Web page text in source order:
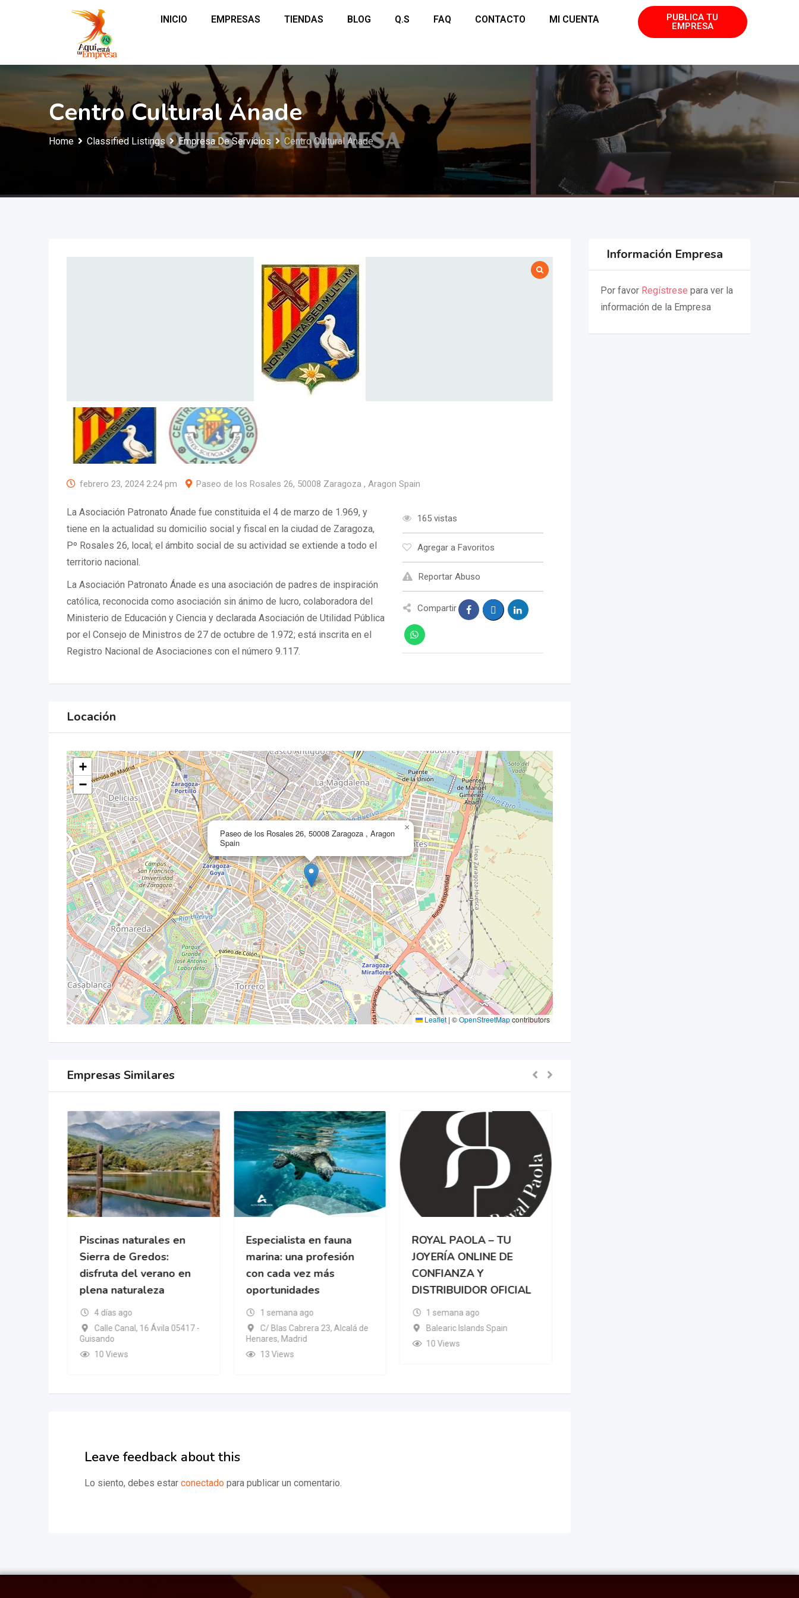
INICIO EMPRESAS TIENDAS BLOG Q.S FAQ CONTACTO MI CUENTA
PUBLICA TU
EMPRESA
Centro Cultural Ánade
Home Classified Listings Empresa De Servicios Centro Cultural Ánade
febrero 23, 2024 2:24 pm Paseo de los Rosales 26, 50008 Zaragoza , Aragon Spain
La Asociación Patronato Ánade fue constituida el 4 de marzo de 1.969, y
tiene en la actualidad su domicilio social y fiscal en la ciudad de Zaragoza,
Pº Rosales 26, local; el ámbito social de su actividad se extiende a todo el
territorio nacional.
La Asociación Patronato Ánade es una asociación de padres de inspiración
católica, reconocida como asociación sin ánimo de lucro, colaboradora del
Ministerio de Educación y Ciencia y declarada Asociación de Utilidad Pública
por el Consejo de Ministros de 27 de octubre de 1.972; está inscrita en el
Registro Nacional de Asociaciones con el número 9.117.
165 vistas
Agregar a Favoritos
Reportar Abuso
Compartir
Locación
Paseo de los Rosales 26, 50008 Zaragoza , Aragon
Spain
×
+
−
Leaflet | ©OpenStreetMapcontributors
Empresas Similares
Piscinas naturales en
Sierra de Gredos:
disfruta del verano en
plena naturaleza
4 días ago
Calle Canal, 16 Ávila 05417 -
Guisando
10 Views
Especialista en fauna
marina: una profesión
con cada vez más
oportunidades
1 semana ago
C/ Blas Cabrera 23, Alcalá de
Henares, Madrid
13 Views
ROYAL PAOLA – TU
JOYERÍA ONLINE DE
CONFIANZA Y
DISTRIBUIDOR OFICIAL
1 semana ago
Balearic Islands Spain
10 Views
Leave feedback about this
Lo siento, debes estar conectado para publicar un comentario.
Información Empresa
Por favor Regístrese para ver la
información de la Empresa